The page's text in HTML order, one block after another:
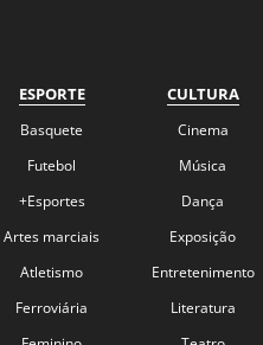
ESPORTE
Basquete
Futebol
+Esportes
Artes marciais
Atletismo
Ferroviária
CULTURA
Cinema
Música
Dança
Exposição
Entretenimento
Literatura